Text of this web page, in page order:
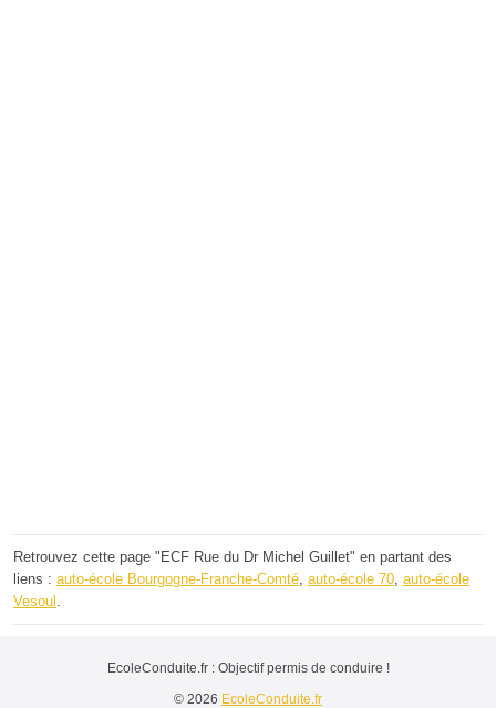
Retrouvez cette page "ECF Rue du Dr Michel Guillet" en partant des
liens : auto-école Bourgogne-Franche-Comté auto-école 70 auto-école
Vesoul
EcoleConduite.fr : Objectif permis de conduire !
© 2026 EcoleConduite.fr